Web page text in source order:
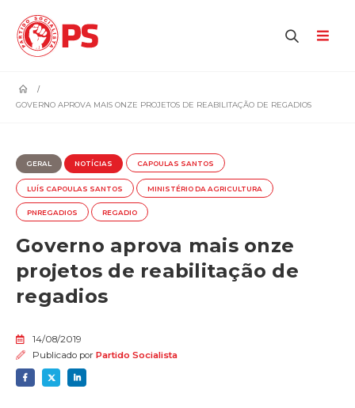
GOVERNO APROVA MAIS ONZE PROJETOS DE REABILITAÇÃO DE REGADIOS
GERAL NOTÍCIAS CAPOULAS SANTOS
LUÍS CAPOULAS SANTOS MINISTÉRIO DA AGRICULTURA
PNREGADIOS REGADIO
Governo aprova mais onze
projetos de reabilitação de
regadios
14/08/2019
Publicado por Partido Socialista